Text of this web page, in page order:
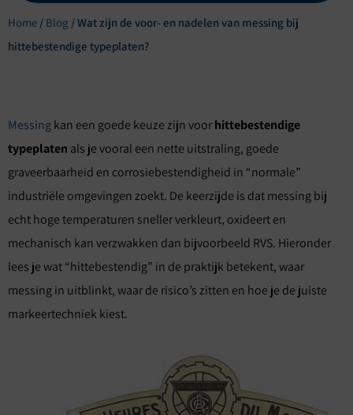
Home / Blog /Wat zijn de voor- en nadelen van messing bij
hittebestendige typeplaten?
Messingkan een goede keuze zijn voorhittebestendige
typeplaten als je vooral een nette uitstraling, goede
graveerbaarheid en corrosiebestendigheid in “normale”
industriële omgevingen zoekt. De keerzijde is dat messing bij
echt hoge temperaturen sneller verkleurt, oxideert en
mechanisch kan verzwakken dan bijvoorbeeld RVS. Hieronder
lees je wat “hittebestendig” in de praktijk betekent, waar
messing in uitblinkt, waar de risico’s zitten en hoe je de juiste
markeertechniek kiest.